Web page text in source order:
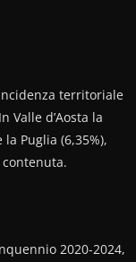
territoriale
Valle d’Aosta la
Puglia (6,35%),
2020-2024,